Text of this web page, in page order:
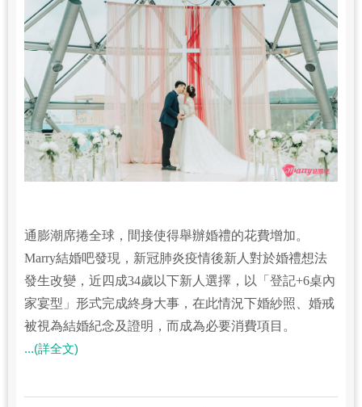
通膨潮席捲全球，間接使得舉辦婚禮的花費增加。
Marry結婚吧發現，新冠肺炎疫情後新人對於婚禮想法
發生改變，近四成34歲以下新人選擇，以「登記+6桌內
家宴型」形式完成終身大事，在此情況下婚紗照、婚戒
被視為結婚紀念及證明，而成為必要消費項目。
...(詳全文)